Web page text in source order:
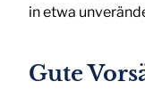
in etwa
Gute